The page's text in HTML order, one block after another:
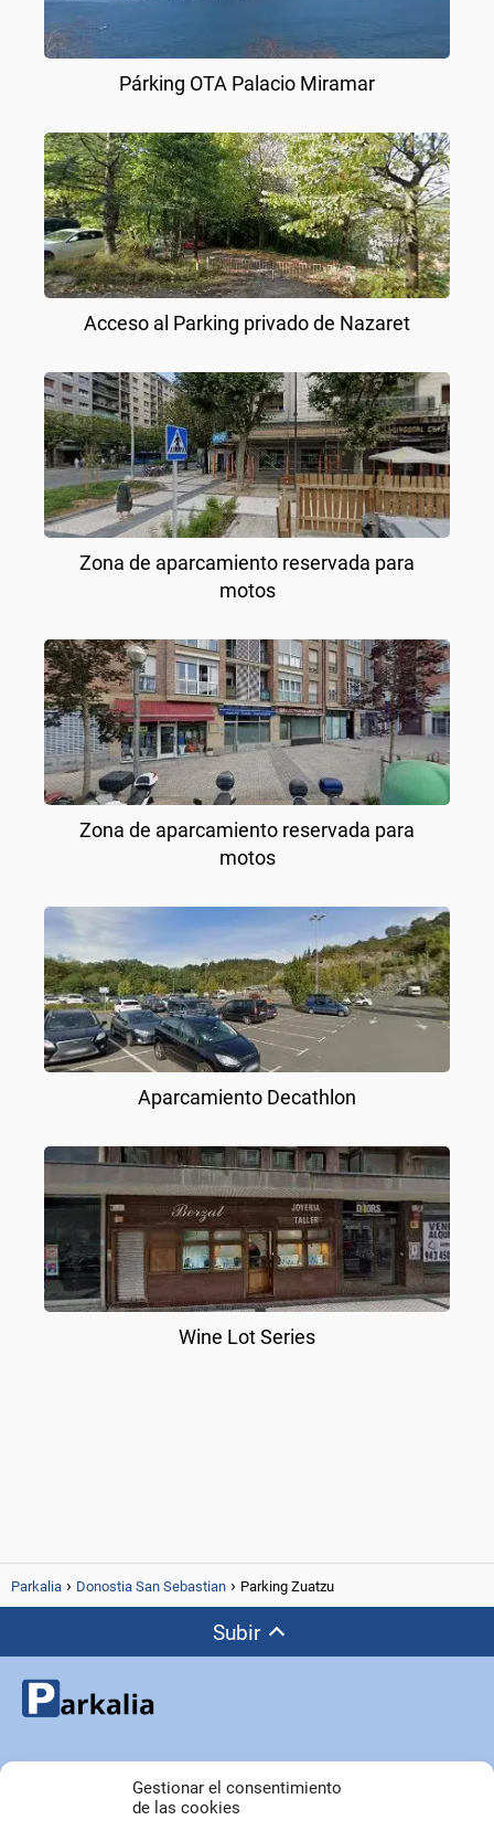
Gestionar el consentimiento
de las cookies
Párking OTA Palacio Miramar
Acceso al Parking privado de Nazaret
Zona de aparcamiento reservada para
motos
Zona de aparcamiento reservada para
motos
Aparcamiento Decathlon
Wine Lot Series
Parkalia Donostia San Sebastian Parking Zuatzu
Subir
Copyright © Parkalia.es